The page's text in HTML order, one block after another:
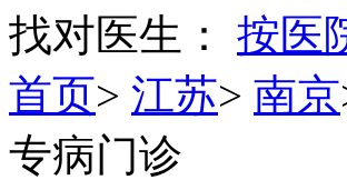
找对医生：
按医
首页> 江苏> 南京
专病门诊